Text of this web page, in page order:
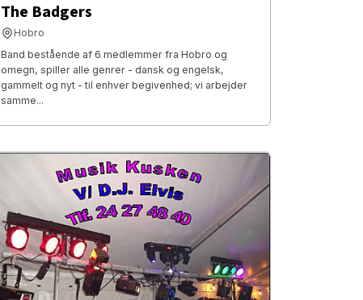
The Badgers
Hobro
Band bestående af 6 medlemmer fra Hobro og
omegn, spiller alle genrer - dansk og engelsk,
gammelt og nyt - til enhver begivenhed; vi arbejder
samme...